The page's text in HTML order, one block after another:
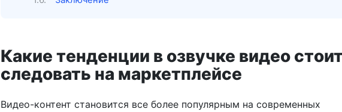
Какие тенденции в озвучке видео стоит
следовать на маркетплейсе
Видео-контент становится все более популярным на современных